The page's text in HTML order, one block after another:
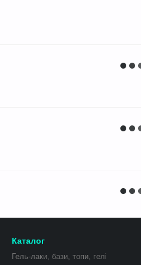
Каталог
Гель-лаки, бази, топи, гелі